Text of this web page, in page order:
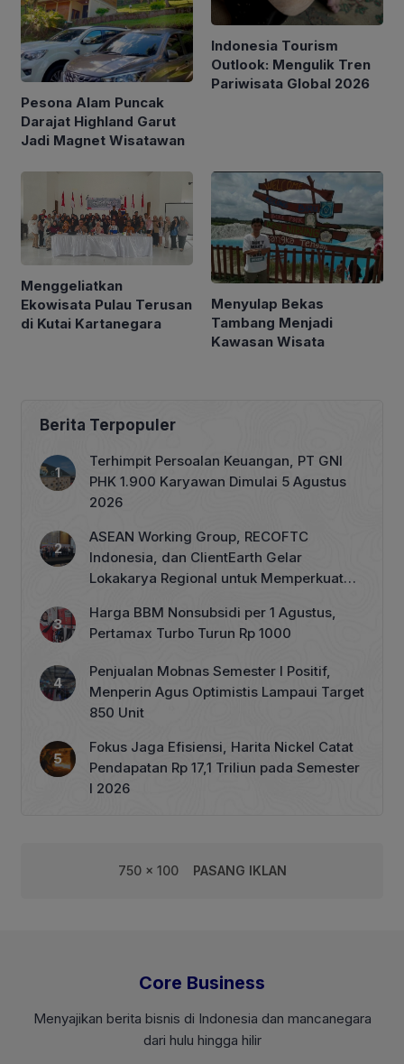
Pesona Alam Puncak
Darajat Highland Garut
Jadi Magnet Wisatawan
Indonesia Tourism
Outlook: Mengulik Tren
Pariwisata Global 2026
Menggeliatkan
Ekowisata Pulau Terusan
di Kutai Kartanegara
Menyulap Bekas
Tambang Menjadi
Kawasan Wisata
Berita Terpopuler
Terhimpit Persoalan Keuangan, PT GNI
PHK 1.900 Karyawan Dimulai 5 Agustus
2026
ASEAN Working Group, RECOFTC
Indonesia, dan ClientEarth Gelar
Lokakarya Regional untuk Memperkuat
Harga BBM Nonsubsidi per 1 Agustus,
Pertamax Turbo Turun Rp 1000
Penjualan Mobnas Semester I Positif,
Menperin Agus Optimistis Lampaui Target
850 Unit
Fokus Jaga Efisiensi, Harita Nickel Catat
Pendapatan Rp 17,1 Triliun pada Semester
I 2026
750 x 100 PASANG IKLAN
Core Business
Menyajikan berita bisnis di Indonesia dan mancanegara
dari hulu hingga hilir